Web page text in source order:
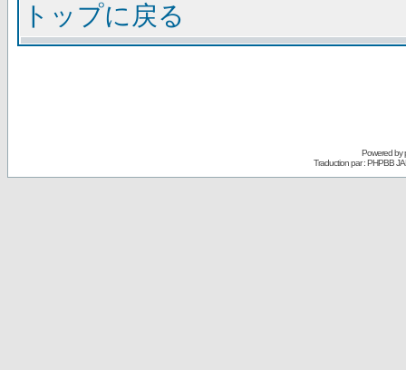
トップに戻る
Powered by
Traduction par : PHPBB